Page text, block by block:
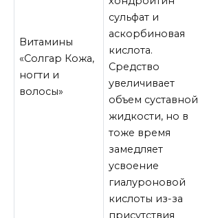
Витамины
«Солгар Кожа,
ногти и
волосы»
сульфат и
аскорбиновая
кислота.
Средство
увеличивает
объем суставной
жидкости, но в
тоже время
замедляет
усвоение
гиалуроновой
кислоты из-за
присутствия